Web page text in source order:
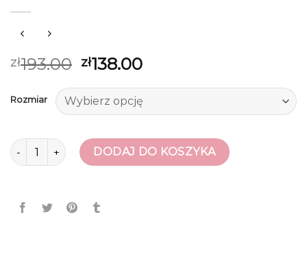
zł193.00 zł138.00
Rozmiar
ilość buty dc DODAJ DO KOSZYKA